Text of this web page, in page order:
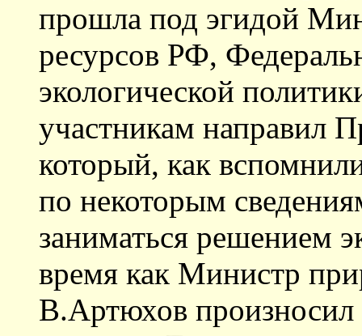
прошла под эгидой
ресурсов РФ,
экологической
участникам направил
который, как
по некоторым
заниматься решением
время как Министр
В.Артюхов